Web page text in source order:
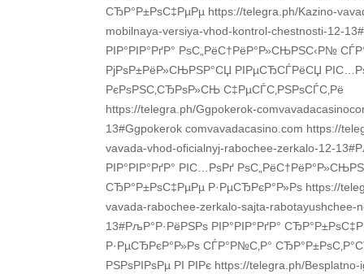
СЂР°Р±РѕС‡РµРµ https://telegra.ph/Kazino-
mobilnaya-versiya-vhod-kontrol-chestnosti-12-
РІР°РІР°РґР° РѕС„РёС†РёР°Р»СЊРЅС‹Р№
РјРѕР±РёР»СЊРЅР°СЏ РІРµСЂСЃРёСЏ
РєРѕРЅС‚СЂРѕР»СЊ С‡РµСЃС‚РЅРѕСЃС‚Рё
https://telegra.ph/Ggpokerok-
13#Ggpokerok comvavadacasino.com https://
vavada-vhod-oficialnyj-rabochee-zerkalo-12-
РІР°РІР°РґР° РІС…РѕРґ
СЂР°Р±РѕС‡РµРµ Р·РµСЂРєР°Р»Рѕ https://
vavada-rabochee-zerkalo-sajta-rabotayushchee-
13#РљР°Р·РёРЅРѕ РІР°РІР°РґР°
Р·РµСЂРєР°Р»Рѕ СЃР°Р№С‚Р°
РЅРѕРІРѕРµ РІ РІРє https://telegra.ph/